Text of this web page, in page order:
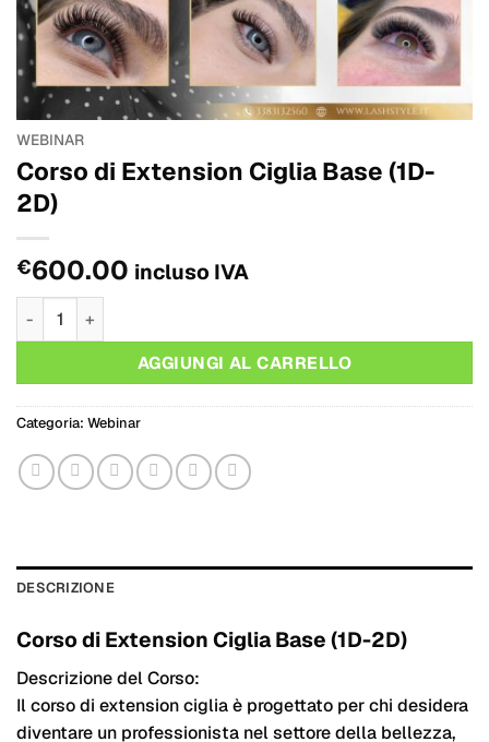
WEBINAR
Corso di Extension Ciglia Base (1D-
2D)
€600.00 incluso IVA
Corso di Extension Ciglia Base (1D-2D) quantità
AGGIUNGI AL CARRELLO
Categoria: Webinar
DESCRIZIONE
Corso di Extension Ciglia Base (1D-2D)
Descrizione del Corso:
Il corso di extension ciglia è progettato per chi desidera
diventare un professionista nel settore della bellezza,